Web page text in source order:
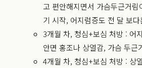
고 편안해지면서 가슴두근거
기 시작, 어지럼증도 전 달 보다
3개월 차, 청심+보심 처방 : 어
안면 홍조나 상열감, 가슴 두근
4개월 차, 청심+보심 처방 : 상